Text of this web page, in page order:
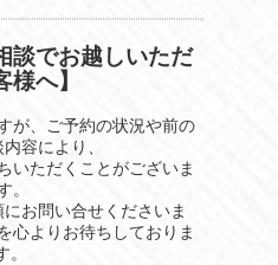
談でお越しいただ
様へ】
が、ご予約の状況や前の
容により、
いただくことがございま
。
お問い合せくださいま
心よりお待ちしておりま
。